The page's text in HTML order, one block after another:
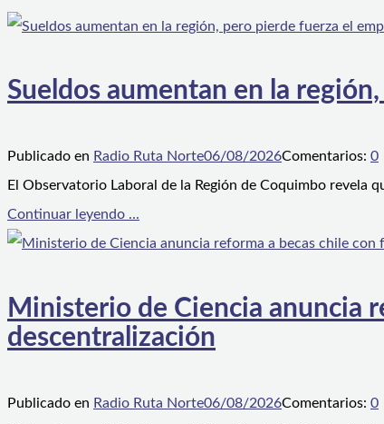
Sueldos aumentan en la
Publicado en Radio Ruta Norte06/08/2026Comentarios: 0
El Observatorio Laboral de la Región de Coquimbo revela
Continuar leyendo ...
Ministerio de Ciencia anuncia
descentralización
Publicado en Radio Ruta Norte06/08/2026Comentarios: 0